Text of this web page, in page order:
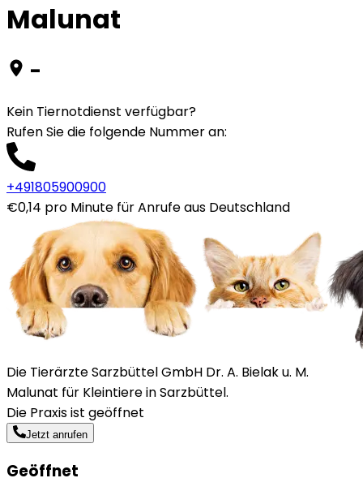
Malunat
-
Kein Tiernotdienst verfügbar?
Rufen Sie die folgende Nummer an:
+491805900900
€0,14 pro Minute für Anrufe aus Deutschland
Die Tierärzte Sarzbüttel GmbH Dr. A. Bielak u. M.
Malunat für Kleintiere in Sarzbüttel.
Die Praxis ist geöffnet
Jetzt anrufen
Geöffnet